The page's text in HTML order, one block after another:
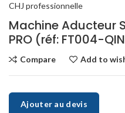
CHJ professionnelle
Machine Aducteur
PRO (réf: FT004-
Compare Add to
Ajouter au devis